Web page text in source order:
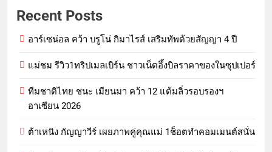
Recent Posts
อาร์เซน่อล คว้า บรูโน่ กิมาไรส์ เสริมทัพด้วยสัญญา 4 ปี
แม่ชม รีวิว1ทริปเมลเบิร์น ชาวเน็ตอึ้งบิลราคาของในซุปเปอร์
ทีมชาติไทย ชนะ เมียนมา คว้า 12 แต้มลิ่วรอบรองฯ
อาเซียน 2026
ต้าเหนิง กัญญาวีร์ เผยภาพคู่คุณแม่ 1ช็อตทำคอมเมนต์สนั่น